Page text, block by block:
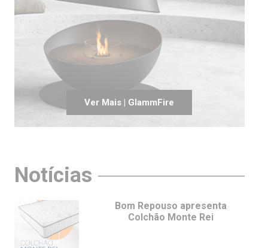
Ver Mais | GlammFire
Notícias
Bom Repouso apresenta
Colchão Monte Rei